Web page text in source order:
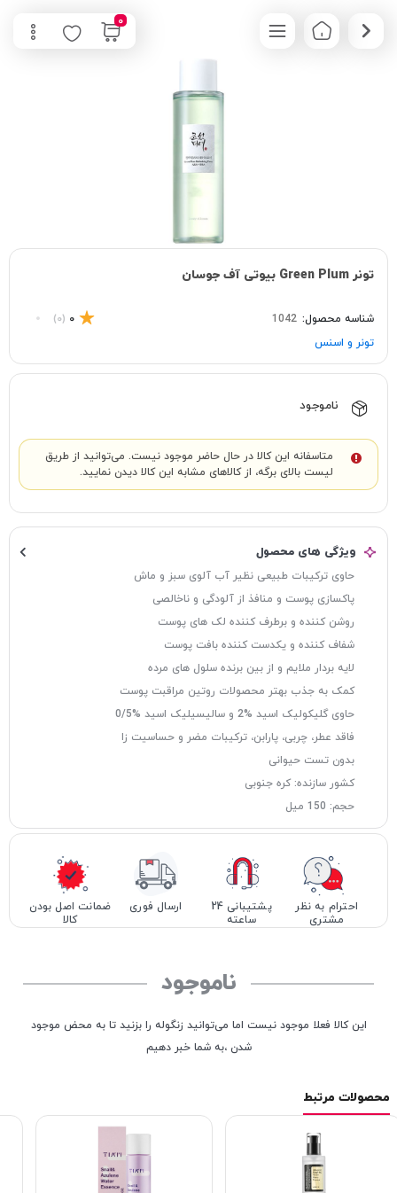
0
تونر Green Plum بیوتی آف جوسان
شناسه محصول: 1042
0
(0)
تونر و اسنس
ناموجود
متاسفانه این کالا در حال حاضر موجود نیست. می‌توانید از طریق
لیست بالای برگه، از کالاهای مشابه این کالا دیدن نمایید.
ویژگی های محصول
حاوی ترکیبات طبیعی نظیر آب آلوی سبز و ماش
پاکسازی پوست و منافذ از آلودگی و ناخالصی
روشن کننده و برطرف کننده لک های پوست
شفاف کننده و یکدست کننده بافت پوست
لایه بردار ملایم و از بین برنده سلول های مرده
کمک به جذب بهتر محصولات روتین مراقبت پوست
حاوی گلیکولیک اسید %2 و سالیسیلیک اسید %0/5
فاقد عطر، چربی، پارابن، ترکیبات مضر و حساسیت زا
بدون تست حیوانی
کشور سازنده: کره جنوبی
حجم: 150 میل
احترام به نظر
مشتری
پشتیبانی 24
ساعته
ارسال فوری
ضمانت اصل بودن
کالا
ناموجود
این کالا فعلا موجود نیست اما می‌توانید زنگوله را بزنید تا به محض موجود
شدن ،به شما خبر دهیم
محصولات مرتبط